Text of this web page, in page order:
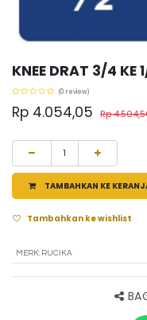
KNEE DRAT 3/4
(0 review)
Rp 4.054,05 Rp
TAMBAHKAN KE
Tambahkan ke wishlist
MERK: RUCIKA